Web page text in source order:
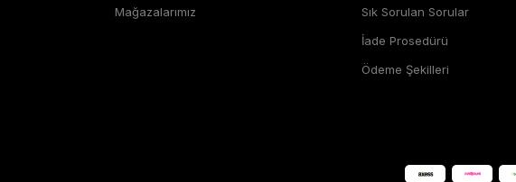
Mağazalarımız
Sık Sorulan Sorular
İade Prosedürü
Ödeme Şekilleri